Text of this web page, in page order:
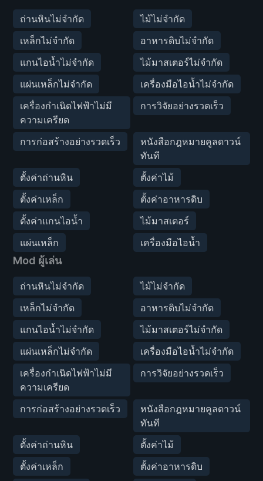
ถ่านหินไม่จำกัด
ไม้ไม่จำกัด
เหล็กไม่จำกัด
อาหารดิบไม่จำกัด
แกนไอน้ำไม่จำกัด
ไม้มาสเตอร์ไม่จำกัด
แผ่นเหล็กไม่จำกัด
เครื่องมือไอน้ำไม่จำกัด
เครื่องกำเนิดไฟฟ้าไม่มี
ความเครียด
การวิจัยอย่างรวดเร็ว
การก่อสร้างอย่างรวดเร็ว
หนังสือกฎหมายคูลดาวน์
ทันที
ตั้งค่าถ่านหิน
ตั้งค่าไม้
ตั้งค่าเหล็ก
ตั้งค่าอาหารดิบ
ตั้งค่าแกนไอน้ำ
ไม้มาสเตอร์
แผ่นเหล็ก
เครื่องมือไอน้ำ
Mod ผู้เล่น
ถ่านหินไม่จำกัด
ไม้ไม่จำกัด
เหล็กไม่จำกัด
อาหารดิบไม่จำกัด
แกนไอน้ำไม่จำกัด
ไม้มาสเตอร์ไม่จำกัด
แผ่นเหล็กไม่จำกัด
เครื่องมือไอน้ำไม่จำกัด
เครื่องกำเนิดไฟฟ้าไม่มี
ความเครียด
การวิจัยอย่างรวดเร็ว
การก่อสร้างอย่างรวดเร็ว
หนังสือกฎหมายคูลดาวน์
ทันที
ตั้งค่าถ่านหิน
ตั้งค่าไม้
ตั้งค่าเหล็ก
ตั้งค่าอาหารดิบ